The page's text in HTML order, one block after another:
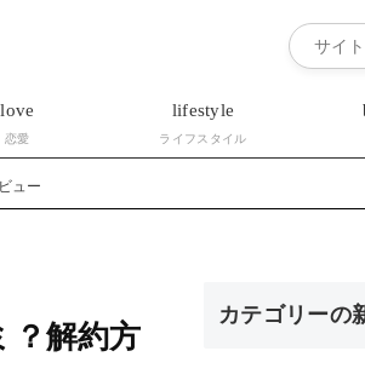
love
恋愛
lifestyle
ライフスタイル
ュー
？解約方
カテゴリーの